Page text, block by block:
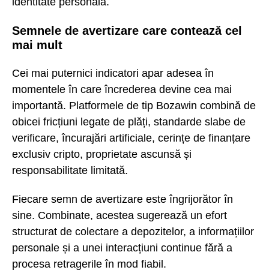
Semnele de avertizare care contează cel
mai mult
Cei mai puternici indicatori apar adesea în
momentele în care încrederea devine cea mai
importantă. Platformele de tip Bozawin combină de
obicei fricțiuni legate de plăți, standarde slabe de
verificare, încurajări artificiale, cerințe de finanțare
exclusiv cripto, proprietate ascunsă și
responsabilitate limitată.
Fiecare semn de avertizare este îngrijorător în
sine. Combinate, acestea sugerează un efort
structurat de colectare a depozitelor, a informațiilor
personale și a unei interacțiuni continue fără a
procesa retragerile în mod fiabil.